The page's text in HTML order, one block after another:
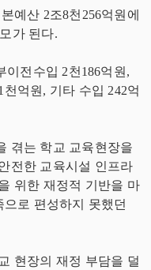
예산 2조8천256억원에
가 된다.
이전수입 2천186억원,
억원, 기타 수입 242억
겪는 학교 교육현장을
전한 교육시설 인프라
위한 재정적 기반을 마
로 편성하지 못했던
현장의 재정 부담을 덜